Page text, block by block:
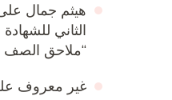
هيثم جمال
الثاني
“ملاحق الصف
غير معروف